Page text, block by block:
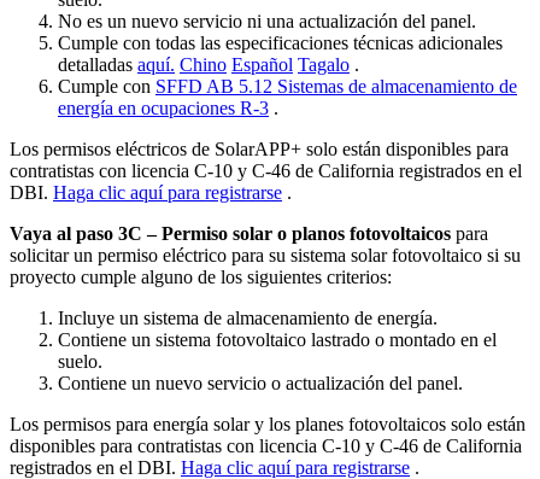
No es un nuevo servicio ni una actualización del panel.
Cumple con todas las especificaciones técnicas adicionales
detalladas aquí. Chino Español Tagalo .
Cumple con SFFD AB 5.12 Sistemas de almacenamiento de
energía en ocupaciones R-3 .
Los permisos eléctricos de SolarAPP+ solo están disponibles para
contratistas con licencia C-10 y C-46 de California registrados en el
DBI. Haga clic aquí para registrarse .
Vaya al paso 3C – Permiso solar o planos fotovoltaicos para
solicitar un permiso eléctrico para su sistema solar fotovoltaico si su
proyecto cumple alguno de los siguientes criterios:
Incluye un sistema de almacenamiento de energía.
Contiene un sistema fotovoltaico lastrado o montado en el
suelo.
Contiene un nuevo servicio o actualización del panel.
Los permisos para energía solar y los planes fotovoltaicos solo están
disponibles para contratistas con licencia C-10 y C-46 de California
registrados en el DBI. Haga clic aquí para registrarse .